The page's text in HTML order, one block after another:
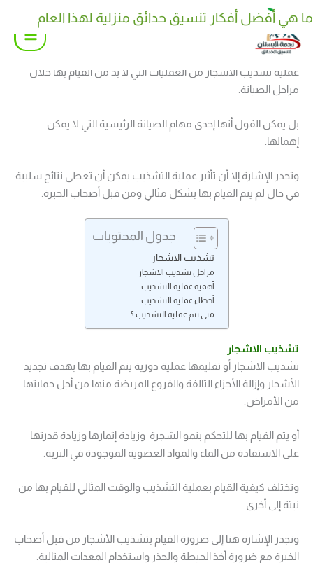
إلى
المحتوى
عملية تشذيب الاشجار من العمليات التي لا بد من القيام بها خلال
مراحل الصيانة.
بل يمكن القول أنها إحدى مهام الصيانة الرئيسية التي لا يمكن
إهمالها.
وتجدر الإشارة إلا أن تأثير عملية التشذيب يمكن أن تعطي نتائج سلبية
في حال لم يتم القيام بها بشكل مثالي ومن قبل أصحاب الخبرة.
جدول المحتويات
تشذيب الاشجار
مراحل تشذيب الاشجار
أهمية عملية التشذيب
أخطاء عملية التشذيب
متى تتم عملية التشذيب ؟
تشذيب الاشجار
تشذيب الاشجار أو تقليمها عملية دورية يتم القيام بها بهدف تجديد
الأشجار وإزالة الأجزاء التالفة والفروع المريضة منها من أجل حمايتها
من الأمراض.
أو يتم القيام بها للتحكم بنمو الشجرة وزيادة إثمارها وزيادة قدرتها
على الاستفادة من الماء والمواد العضوية الموجودة في التربة.
وتختلف كيفية القيام بعملية التشذيب والوقت المثالي للقيام بها من
نبتة إلى أخرى.
وتجدر الإشارة هنا إلى ضرورة القيام بتشذيب الأشجار من قبل أصحاب
الخبرة مع ضرورة أخذ الحيطة والحذر واستخدام المعدات المثالية.
كيف تختار نوع نوافير وشلالات منزلية مناسب لحديقتك
ما هي أفضل أفكار تنسيق حدائق منزلية لهذا العام